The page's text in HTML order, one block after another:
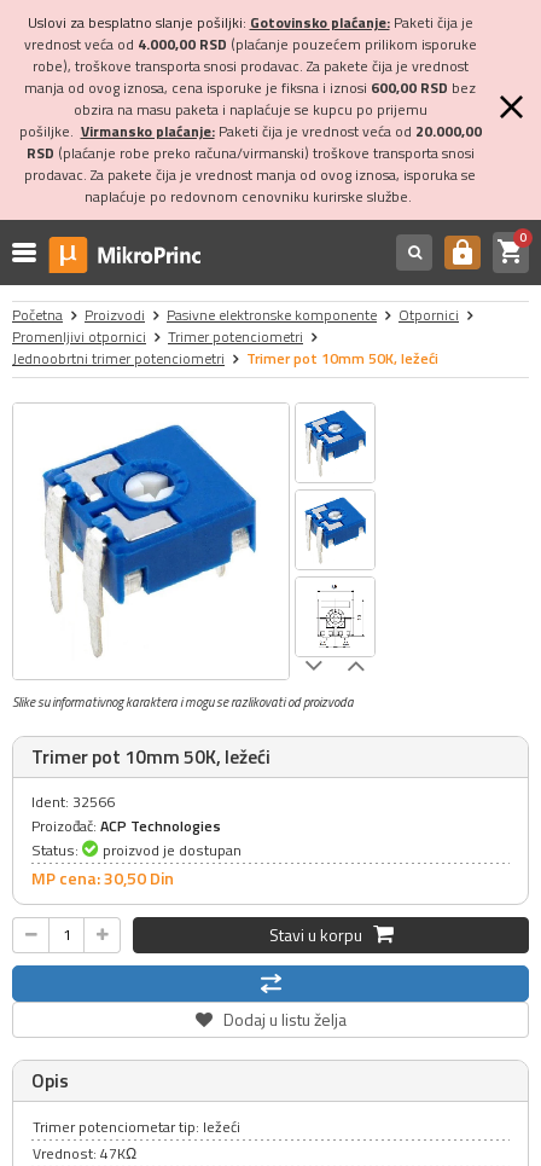
Uslovi za besplatno slanje pošiljki: Gotovinsko plaćanje:Paketi čija je
vrednost veća od 4.000,00 RSD (plaćanje pouzećem prilikom isporuke
robe), troškove transporta snosi prodavac. Za pakete čija je vrednost
manja od ovog iznosa, cena isporuke je fiksna i iznosi 600,00 RSD bez
obzira na masu paketa i naplaćuje se kupcu po prijemu
pošiljke. Virmansko plaćanje:Paketi čija je vrednost veća od 20.000,00
RSD (plaćanje robe preko računa/virmanski) troškove transporta snosi
prodavac. Za pakete čija je vrednost manja od ovog iznosa, isporuka se
naplaćuje po redovnom cenovniku kurirske službe.
https shopping_cart0
Početna Proizvodi Pasivne elektronske komponente
Otpornici
Promenljivi otpornici
Trimer potenciometri
Jednoobrtni trimer potenciometri
Trimer pot 10mm 50K, ležeći
Slike su informativnog karaktera i mogu se razlikovati od proizvoda
Trimer pot 10mm 50K, ležeći
Ident: 32566
Proizođač: ACP Technologies
Status:
proizvod je dostupan
MP cena: 30,50Din
Stavi u korpu
Dodaj u listu želja
Opis
Trimer potenciometar tip: ležeći
Vrednost: 47KΩ